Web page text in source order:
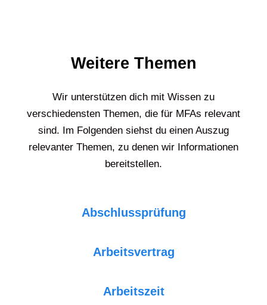
Weitere Themen
Wir unterstützen dich mit Wissen zu
verschiedensten Themen, die für MFAs relevant
sind. Im Folgenden siehst du einen Auszug
relevanter Themen, zu denen wir Informationen
bereitstellen.
Abschlussprüfung
Arbeitsvertrag
Arbeitszeit